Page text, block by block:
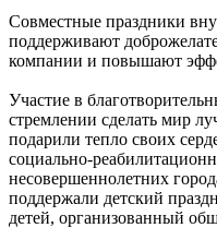
Совместные праздники
поддерживают
компании и повышают
Участие в
стремлении сделать мир
подарили тепло своих
социально-
несовершеннолетних
поддержали детский
детей, организованный